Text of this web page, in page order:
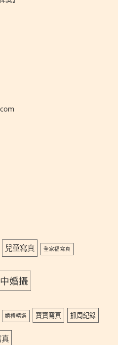
兒童寫真 全家福寫真
婚攝
婚禮精選 寶寶寫真 抓周紀錄